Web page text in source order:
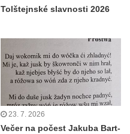
Tolštejnské slavnosti 2026
23. 7. 2026
Večer na počest Jakuba Bart-